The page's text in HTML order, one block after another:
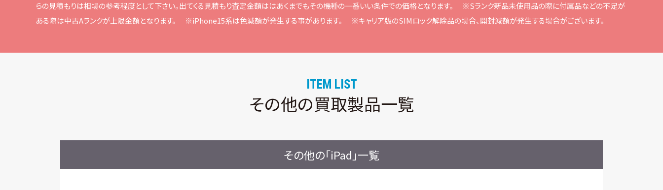
らの⾒積もりは相場の参考程度として下さい。出てくる⾒積もり査定⾦額ははあくまでもその機種の⼀番いい条件での価格となります。
※Sランク新品未使⽤品の際に付属品などの不⾜が
ある際は中古Aランクが上限⾦額となります。
※iPhone15系は⾊減額が発⽣する事があります。 ※キャリア版のSIMロック解除品の場合、開封減額が発⽣する場合がございます。
ITEM LIST
その他の買取製品一覧
その他の「iPad」一覧